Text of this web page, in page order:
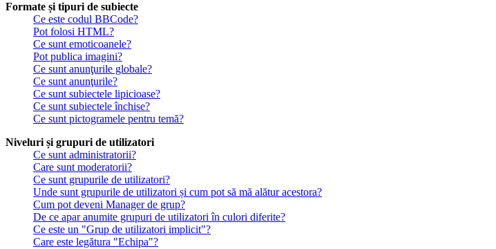
Formate și tipuri de subiecte
Ce este codul BBCode?
Pot folosi HTML?
Ce sunt emoticoanele?
Pot publica imagini?
Ce sunt anunţurile globale?
Ce sunt anunţurile?
Ce sunt subiectele lipicioase?
Ce sunt subiectele închise?
Ce sunt pictogramele pentru temă?
Niveluri și grupuri de utilizatori
Ce sunt administratorii?
Care sunt moderatorii?
Ce sunt grupurile de utilizatori?
Unde sunt grupurile de utilizatori și cum pot să mă alătur acestora?
Cum pot deveni Manager de grup?
De ce apar anumite grupuri de utilizatori în culori diferite?
Ce este un "Grup de utilizatori implicit"?
Care este legătura "Echipa"?